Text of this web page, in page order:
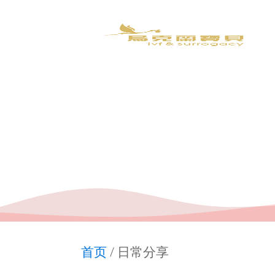
首页/ 日常分享